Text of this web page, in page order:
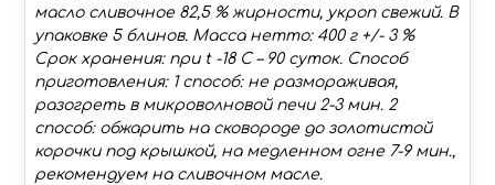
масло сливочное 82,5 % жирности, укроп свежий. В
упаковке 5 блинов. Масса нетто: 400 г +/- 3 %
Срок хранения: при t -18 С – 90 суток. Способ
приготовления: 1 способ: не размораживая,
разогреть в микроволновой печи 2-3 мин. 2
способ: обжарить на сковороде до золотистой
корочки под крышкой, на медленном огне 7-9 мин.,
рекомендуем на сливочном масле.